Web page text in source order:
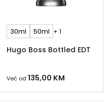
30ml 50ml + 1
Hugo Boss Bottled EDT
Već od 135,00 KM